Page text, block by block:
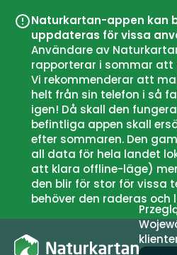
Naturkartan-appen kan
uppdateras för vissa
Användare av
rapporterar i sommar att
Vi rekommenderar att
helt från sin telefon i så
igen! Då skall den
befintliga appen skall
efter sommaren. Den
all data för hela landet
att klara offline-läge)
den blir för stor för vissa
behöver den raderas och